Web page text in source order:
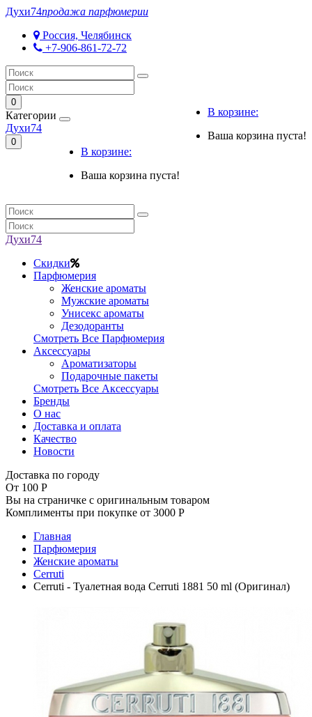
Духи74продажа парфюмерии
Россия, Челябинск
+7-906-861-72-72
0
В корзине:
Ваша корзина пуста!
Категории
Духи74
0
В корзине:
Ваша корзина пуста!
Духи74
Скидки
Парфюмерия
Женские ароматы
Мужские ароматы
Унисекс ароматы
Дезодоранты
Смотреть Все Парфюмерия
Аксессуары
Ароматизаторы
Подарочные пакеты
Смотреть Все Аксессуары
Бренды
О нас
Доставка и оплата
Качество
Новости
Доставка по городу
От 100 Р
Вы на страничке с оригинальным товаром
Комплименты при покупке от 3000 Р
Главная
Парфюмерия
Женские ароматы
Cerruti
Cerruti - Туалетная вода Cerruti 1881 50 ml (Оригинал)